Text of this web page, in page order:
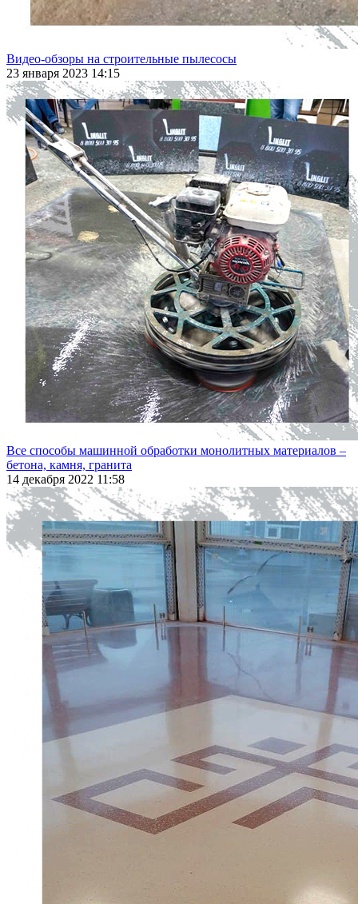
Видео-обзоры на строительные пылесосы
23 января 2023 14:15
Все способы машинной обработки монолитных материалов –
бетона, камня, гранита
14 декабря 2022 11:58